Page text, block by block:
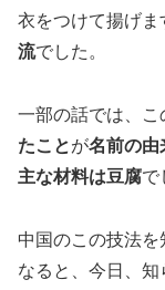
衣をつけて揚げま
流でした。
一部の話では、こ
たことが名前の由
主な材料は豆腐で
中国のこの技法
なると、今日、知